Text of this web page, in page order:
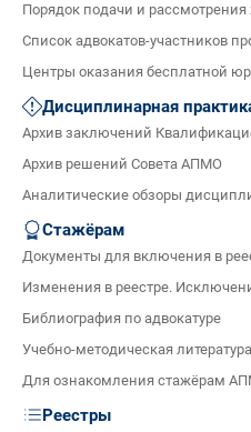
Порядок подачи и
Список адвокатов-участников
Центры оказания бесплатной
Дисциплинарная
Архив заключений
Архив решений Совета АПМО
Аналитические обзоры
Стажёрам
Документы для включения в
Изменения в реестре.
Библиография по адвокатуре
Учебно-методическая литература
Для ознакомления стажёрам
Реестры